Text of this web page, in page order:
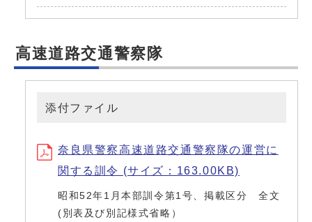
高速道路交通警察隊
添付ファイル
奈良県警察高速道路交通警察隊の運営に
関する訓令 (サイズ：163.00KB)
昭和52年1月本部訓令第1号、掲載区分 全文
(別表及び別記様式省略）